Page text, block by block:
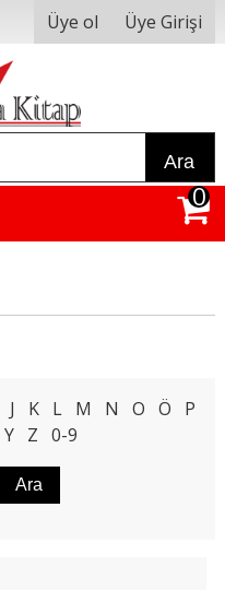
Üye ol Üye Girişi
Ara
0
J K L M N O Ö
P
Y Z 0-9